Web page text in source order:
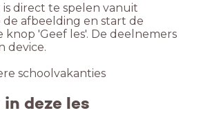
is direct te spelen vanuit
de afbeelding en start de
knop 'Geef les'. De deelnemers
device.
schoolvakanties
deze les